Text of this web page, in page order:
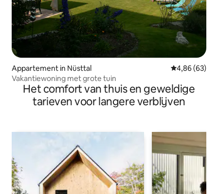
Appartement in Nüsttal Gemiddelde
4,86 (63)
Vakantiewoning met grote tuin
Het comfort van thuis en geweldige
tarieven voor langere verblijven